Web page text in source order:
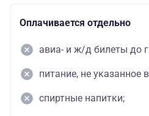
Оплачивается отдельно
авиа- и ж/д билеты до
питание, не указанное
спиртные напитки;